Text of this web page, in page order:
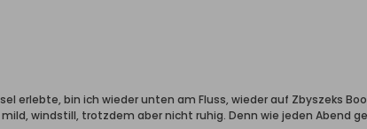
erlebte, bin ich wieder unten am Fluss, wieder auf Zbyszeks
windstill, trotzdem aber nicht ruhig. Denn wie jeden Abend